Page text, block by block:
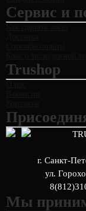
Сервис и
Trushop
г. Санкт-
ул.
Мы